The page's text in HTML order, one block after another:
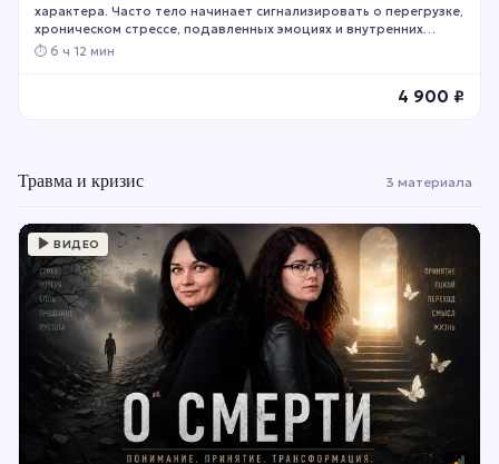
характера. Часто тело начинает сигнализировать о перегрузке,
хроническом стрессе, подавленных эмоциях и внутренних
конфликтах раньше, чем мы это осознаём. Этот курс поможет
⏱ 6 ч 12 мин
4 900 ₽
Травма и кризис 3 материала
ВИДЕО